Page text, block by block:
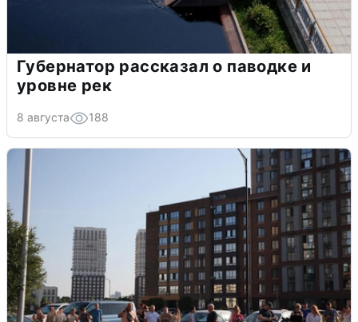
Губернатор рассказал о паводке и
уровне рек
8 августа 188